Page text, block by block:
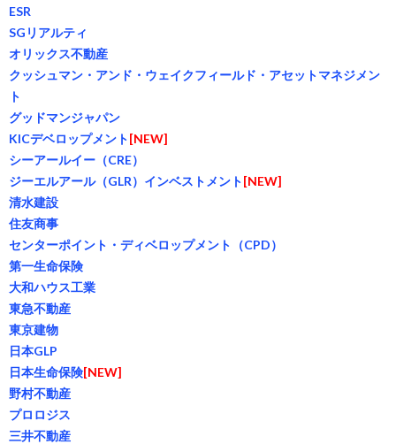
ESR
SGリアルティ
オリックス不動産
クッシュマン・アンド・ウェイクフィールド・アセットマネジメン
ト
グッドマンジャパン
KICデベロップメント[NEW]
シーアールイー（CRE）
ジーエルアール（GLR）インベストメント[NEW]
清水建設
住友商事
センターポイント・ディベロップメント（CPD）
第一生命保険
大和ハウス工業
東急不動産
東京建物
日本GLP
日本生命保険[NEW]
野村不動産
プロロジス
三井不動産